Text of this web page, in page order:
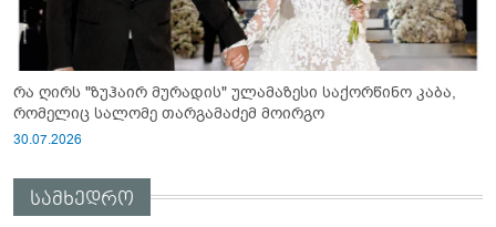
რა ღირს "ზუჰაირ მურადის" ულამაზესი საქორწინო კაბა,
რომელიც სალომე თარგამაძემ მოირგო
30.07.2026
სამხედრო